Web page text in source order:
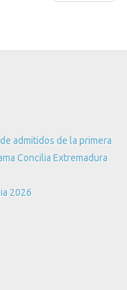
admitidos de la primera
Concilia Extremadura
2026